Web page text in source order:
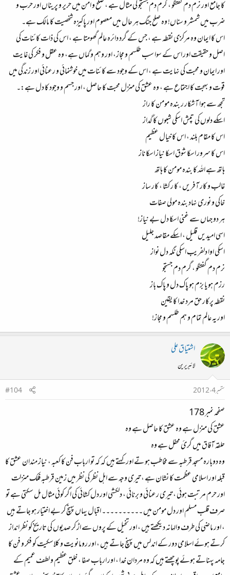
کا جامع اور نرم دم گفتگو ، گرم دم جستجو کی مثال ہے ، صلح و امن میں حریر و پریناں اور حرب و
ضرب میں شمشر و سناں! وہ صلح جنگ ہر حال میں معصوم اور پاکیزہ شخصیت کا مالک ہے۔
اس کا ایمان وہ مرکزی نقطہ ہے ، جس کے گرد دائرہ عالم گھومتا ہے ، اس کی ذات کائنات کی
اصل و حقیقت اور اس کے سوا سب طلسم و مجاز، اور وہم و گماں ہے، وہ عقل و فکر کی غایت
اور ایمان و محبت کی نہایت ہے ، اس کے وجود سے کائنات میں خوشنمائی و رعنائی اور زندگی میں
قوت و بہجت کا اجتماع ہے ، وہ عشق کی منزل محبت کا حاصل ، اور جسم و وجود کا دل ہے:۔
تجھ سے ہوا آشکار ر بندہ مومن کا راز
اسکے دلوں کی تپش اسکی شبوں کا گداز
اس کا مقام بلند ، اس کا خیال عظیم
اس کا سرور اسکا شوق اسکا نیاز اسکا ناز
ہاتھ ہے اللہ کا بندہ مومن کا ہاتھ
غالب و کار آفریں ، کا ر کشا ، کار ساز
خاکی و نوری نہاد بندہ مولی صفات
ہر دو جہاں سے غنی اسکا دل بے نیاز!
اسی امیدیں قلیل ، اسکے مقاصد جلیل
اسکی اوا دلفریب اسکی نگہ دل نواز
نرم دم گفتگو ، گرم دم جستجو
رزم ہو یا بزم ہو پاک دل و پاک باز
نقطہ پرکار حق مرد خدا کا یقین
اور یہ عالم تمام و ہم طلسم و مجاز!
اشتیاق علی
لائبریرین
ستمبر 4، 2012
#104
صفحہ نمبر 178
عشق کی منزل ہے وہ عشق کا حاصل ہے وہ
حلقہ آفاق میں گرئ محفل ہے وہ
وہ دوبارہ مسجد قرطبہ سے مخاطب ہو تے اور کہتے ہیں کہ کہ تو ارباب فن کا کعبہ ، نیاز مندان عشق کا
قبلہ اور اسلامی عظمت کا نشان ہے ، تیری وجہ سے اہل نظر کی نظر میں زمین قرطبہ فلک منزلت
اور حرم مرتبت ہوئی ، تیری رعنائی و برنائی ، دلکشی اور دل کشائی کی اگر کوئی مثال مل سکتی ہے تو
صرف قلب مسلم اور دل مومن میں ۔۔۔۔۔۔۔۔۔۔ اقبال یہاں پہنچ کر بے اختیار ہو جاتے ہیں
، اور ماضی کی طرف والہانہ دیکھتے ہیں ، اور تخیل کے پروں سے اڑ کر صدیوں کی تاریخ کو نظر انداز
کرتے ہوئے اسلامی دور کے اندلس میں پہنچ جاتے ہیں ، اور رومانویت و کلاسکیت کو فکر و فن کا
جامہ پہناتے ہوئے پوچھتے ہیں کہ وہ مردان خدا ، اور ارباب صفا ، خلق عظیم و لطف عمیم کے